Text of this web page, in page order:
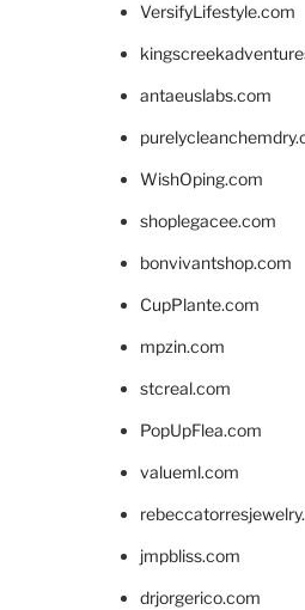
VersifyLifestyle.com
antaeuslabs.com
WishOping.com
shoplegacee.com
bonvivantshop.com
CupPlante.com
mpzin.com
stcreal.com
PopUpFlea.com
valueml.com
jmpbliss.com
drjorgerico.com